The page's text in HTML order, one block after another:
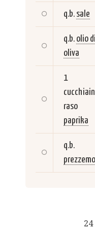
q.b. sale
q.b. olio di
oliva
1
raso
paprika
q.b.